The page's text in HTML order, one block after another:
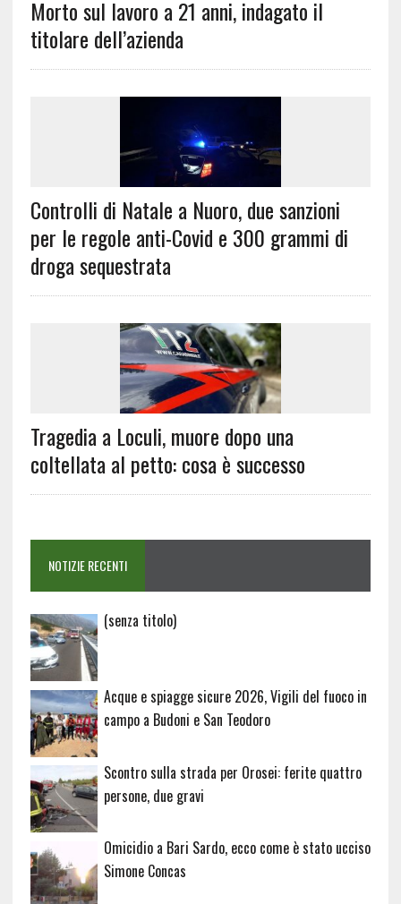
Morto sul lavoro a 21 anni, indagato il
titolare dell’azienda
Controlli di Natale a Nuoro, due sanzioni
per le regole anti-Covid e 300 grammi di
droga sequestrata
Tragedia a Loculi, muore dopo una
coltellata al petto: cosa è successo
NOTIZIE RECENTI
(senza titolo)Articolo
Acque e spiagge sicure 2026, Vigili del fuoco in
campo a Budoni e San Teodoro
Scontro sulla strada per Orosei: ferite quattro
persone, due gravi
Omicidio a Bari Sardo, ecco come è stato ucciso
Simone Concas